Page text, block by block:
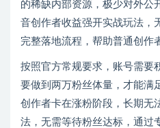
的稀缺内部资源，极少对外公
音创作者收益强开实战玩法，
完整落地流程，帮助普通创作
按照官方常规要求，账号需要
要做到两万粉丝体量，才能满
创作者卡在涨粉阶段，长期无
法，无需等待粉丝达标，通过